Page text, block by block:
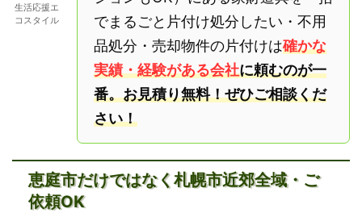
生活応援エ
コスタイル
でまるごと片付け処分したい・不用
品処分・売却物件の片付けは確かな
実績・経験がある会社に頼むのが一
番。お見積り無料！ぜひご相談くだ
さい！
恵庭市だけではなく札幌市近郊全域・ご
依頼OK